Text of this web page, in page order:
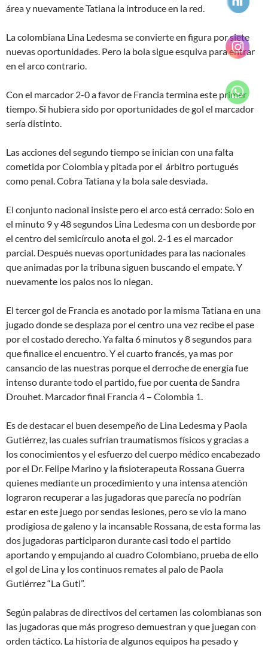
área y nuevamente Tatiana la introduce en la red.
La colombiana Lina Ledesma se convierte en figura por siete
nuevas oportunidades. Pero la bola sigue esquiva para entrar
en el arco contrario.
Con el marcador 2-0 a favor de Francia termina este primer
tiempo. Si hubiera sido por oportunidades de gol el marcador
sería distinto.
Las acciones del segundo tiempo se inician con una falta
cometida por Colombia y pitada por el árbitro portugués
como penal. Cobra Tatiana y la bola sale desviada.
El conjunto nacional insiste pero el arco está cerrado: Solo en
el minuto 9 y 48 segundos Lina Ledesma con un desborde por
el centro del semicírculo anota el gol. 2-1 es el marcador
parcial. Después nuevas oportunidades para las nacionales
que animadas por la tribuna siguen buscando el empate. Y
nuevamente los palos nos lo niegan.
El tercer gol de Francia es anotado por la misma Tatiana en una
jugado donde se desplaza por el centro una vez recibe el pase
por el costado derecho. Ya falta 6 minutos y 8 segundos para
que finalice el encuentro. Y el cuarto francés, ya mas por
cansancio de las nuestras porque el derroche de energía fue
intenso durante todo el partido, fue por cuenta de Sandra
Drouhet. Marcador final Francia 4 – Colombia 1.
Es de destacar el buen desempeño de Lina Ledesma y Paola
Gutiérrez, las cuales sufrían traumatismos físicos y gracias a
los conocimientos y el esfuerzo del cuerpo médico encabezado
por el Dr. Felipe Marino y la fisioterapeuta Rossana Guerra
quienes mediante un procedimiento y una intensa atención
lograron recuperar a las jugadoras que parecía no podrían
estar en este juego por sendas lesiones, pero se vio la mano
prodigiosa de galeno y la incansable Rossana, de esta forma las
dos jugadoras participaron durante casi todo el partido
aportando y empujando al cuadro Colombiano, prueba de ello
el gol de Lina y los continuos remates al palo de Paola
Gutiérrez “La Guti”.
Según palabras de directivos del certamen las colombianas son
las jugadoras que más progreso demuestran y que juegan con
orden táctico. La historia de algunos equipos ha pesado y